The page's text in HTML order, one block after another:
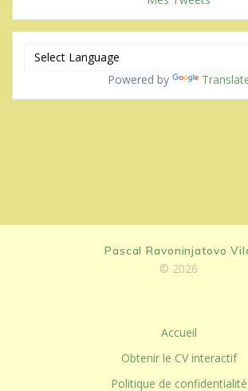
Powered by
Pascal Ravoninjatovo
© 2026
Accueil
Obtenir le CV interactif
Politique de confidentialité